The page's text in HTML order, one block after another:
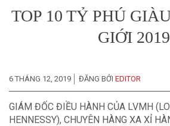
TOP 10 TỶ PHÚ
GIỚI 2019
6 THÁNG 12, 2019 ĐĂNG BỞI EDITOR
GIÁM ĐỐC ĐIỀU HÀNH CỦA LVMH
HENNESSY), CHUYÊN HÀNG XA XỈ